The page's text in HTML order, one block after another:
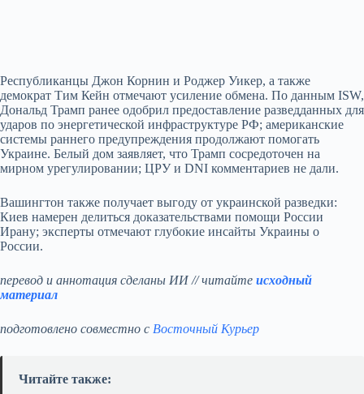
Республиканцы Джон Корнин и Роджер Уикер, а также
демократ Тим Кейн отмечают усиление обмена. По данным ISW,
Дональд Трамп ранее одобрил предоставление разведданных для
ударов по энергетической инфраструктуре РФ; американские
системы раннего предупреждения продолжают помогать
Украине. Белый дом заявляет, что Трамп сосредоточен на
мирном урегулировании; ЦРУ и DNI комментариев не дали.
Вашингтон также получает выгоду от украинской разведки:
Киев намерен делиться доказательствами помощи России
Ирану; эксперты отмечают глубокие инсайты Украины о
России.
перевод и аннотация сделаны ИИ // читайте исходный
материал
подготовлено совместно с Восточный Курьер
Читайте также: